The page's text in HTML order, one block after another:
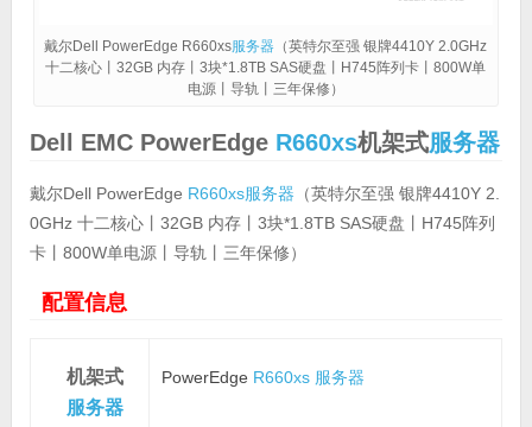
戴尔Dell PowerEdge R660xs服务器 （英特尔至强 银牌4410Y 2.0GHz
十二核心丨32GB 内存丨3块*1.8TB SAS硬盘丨H745阵列卡丨800W单
电源丨导轨丨三年保修）
Dell EMC PowerEdge R660xs机架式服务器
戴尔Dell PowerEdge R660xs服务器 （英特尔至强 银牌4410Y 2.
0GHz 十二核心丨32GB 内存丨3块*1.8TB SAS硬盘丨H745阵列
卡丨800W单电源丨导轨丨三年保修）
配置信息
机架式
服务器
PowerEdge R660xs 服务器